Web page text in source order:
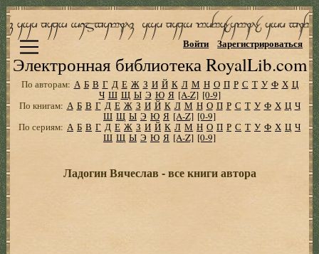
Электронная библиотека RoyalLib.com
Войти Зарегистрироваться
По авторам: А Б В Г Д Е Ж З И Й К Л М Н О П Р С Т У Ф Х Ц
Ч Ш Щ Ы Э Ю Я [A-Z] [0-9]
По книгам: А Б В Г Д Е Ж З И Й К Л М Н О П Р С Т У Ф Х Ц Ч
Ш Щ Ы Э Ю Я [A-Z] [0-9]
По сериям: А Б В Г Д Е Ж З И Й К Л М Н О П Р С Т У Ф Х Ц Ч
Ш Щ Ы Э Ю Я [A-Z] [0-9]
Ладогин Вячеслав - все книги автора